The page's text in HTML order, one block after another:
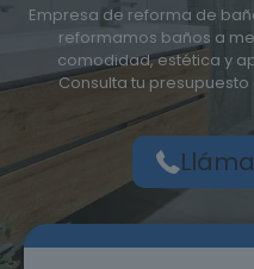
Empresa de reforma de
reformamos baños a
comodidad, estética y
Consulta tu